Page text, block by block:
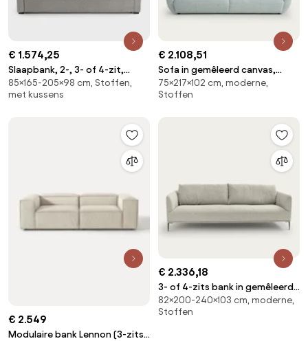
€ 1.574,25
Slaapbank, 2-, 3- of 4-zit,
Comfort Bultex®, in
gemêleerde structuurstof,
85×165-205×98 cm, Stoffen,
met kussens
€ 2.108,51
Sofa in gemêleerd canvas,
Spogano
75×217×102 cm, moderne,
Stoffen
€ 2.549
Modulaire bank Lennon (3-zits)
€ 2.336,18
3- of 4-zits bank in gemêleerde
stof met bouclé-effect, Oscar
ontwerp Emmanuel Gallina
82×200-240×103 cm, moderne,
Stoffen